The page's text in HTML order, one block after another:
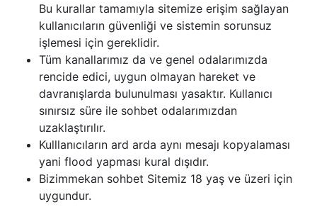
Bu kurallar tamamıyla sitemize erişim sağlayan
kullanıcıların güvenliği ve sistemin sorunsuz
işlemesi için gereklidir.
Tüm kanallarımız da ve genel odalarımızda
rencide edici, uygun olmayan hareket ve
davranışlarda bulunulması yasaktır. Kullanıcı
sınırsız süre ile sohbet odalarımızdan
uzaklaştırılır.
Kulllanıcıların ard arda aynı mesajı kopyalaması
yani flood yapması kural dışıdır.
Bizimmekan sohbet Sitemiz 18 yaş ve üzeri için
uygundur.